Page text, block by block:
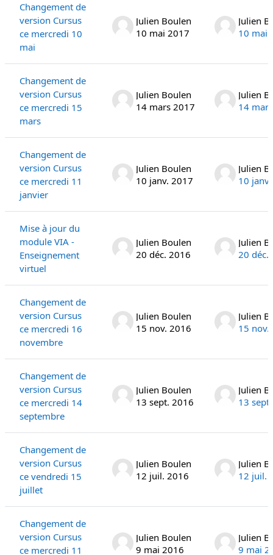
Changement de
version Cursus
ce mercredi 10
mai
Julien Boulen
10 mai 2017
Julien
10 mai
Changement de
version Cursus
ce mercredi 15
mars
Julien Boulen
14 mars 2017
Julien
14
Changement de
version Cursus
ce mercredi 11
janvier
Julien Boulen
10 janv. 2017
Julien
10
Mise à jour du
module VIA -
Enseignement
virtuel
Julien Boulen
20 déc. 2016
Julien
20 déc.
Changement de
version Cursus
ce mercredi 16
novembre
Julien Boulen
15 nov. 2016
Julien
15 nov.
Changement de
version Cursus
ce mercredi 14
septembre
Julien Boulen
13 sept. 2016
Julien
13
Changement de
version Cursus
ce vendredi 15
juillet
Julien Boulen
12 juil. 2016
Julien
12 juil.
Changement de
version Cursus
ce mercredi 11
Julien Boulen
9 mai 2016
Julien
9 mai